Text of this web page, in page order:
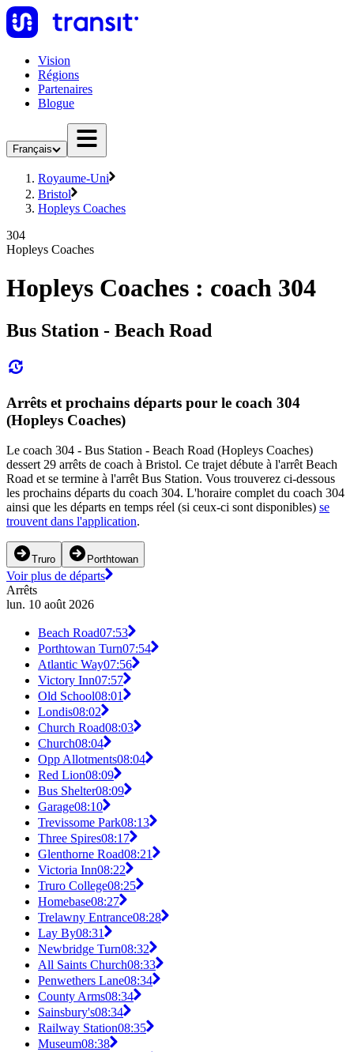
Vision
Régions
Partenaires
Blogue
Français
Royaume-Uni
Bristol
Hopleys Coaches
304
Hopleys Coaches
Hopleys Coaches : coach 304
Bus Station - Beach Road
Arrêts et prochains départs pour le coach 304
(Hopleys Coaches)
Le coach 304 - Bus Station - Beach Road (Hopleys Coaches)
dessert 29 arrêts de coach à Bristol. Ce trajet débute à l'arrêt Beach
Road et se termine à l'arrêt Bus Station. Vous trouverez ci-dessous
les prochains départs du coach 304. L'horaire complet du coach 304
ainsi que les départs en temps réel (si ceux-ci sont disponibles) se
trouvent dans l'application.
Truro Porthtowan
Voir plus de départs
Arrêts
lun. 10 août 2026
Beach Road07:53
Porthtowan Turn07:54
Atlantic Way07:56
Victory Inn07:57
Old School08:01
Londis08:02
Church Road08:03
Church08:04
Opp Allotments08:04
Red Lion08:09
Bus Shelter08:09
Garage08:10
Trevissome Park08:13
Three Spires08:17
Glenthorne Road08:21
Victoria Inn08:22
Truro College08:25
Homebase08:27
Trelawny Entrance08:28
Lay By08:31
Newbridge Turn08:32
All Saints Church08:33
Penwethers Lane08:34
County Arms08:34
Sainsbury's08:34
Railway Station08:35
Museum08:38